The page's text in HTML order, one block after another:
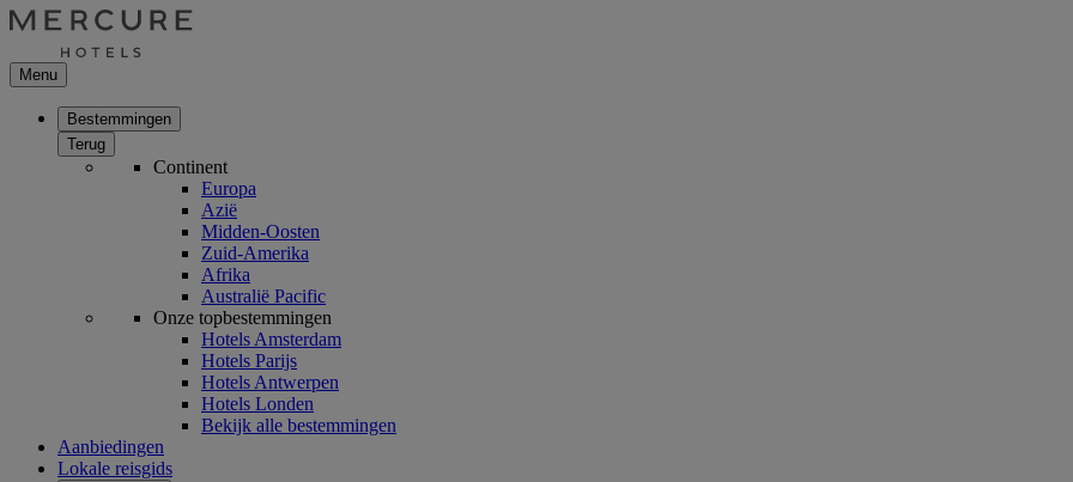
Menu
Bestemmingen
Terug
Continent
Europa
Azië
Midden-Oosten
Zuid-Amerika
Afrika
Australië Pacific
Onze topbestemmingen
Hotels Amsterdam
Hotels Parijs
Hotels Antwerpen
Hotels Londen
Bekijk alle bestemmingen
Aanbiedingen
Lokale reisgids